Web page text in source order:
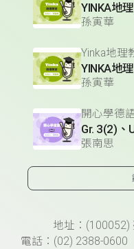
YINKA地
孫寅華
Yinka地理
YINKA地
孫寅華
開心學德
Gr. 3(2)、
張南思
頁尾資訊地址：(100052)
電話：(02) 2388-